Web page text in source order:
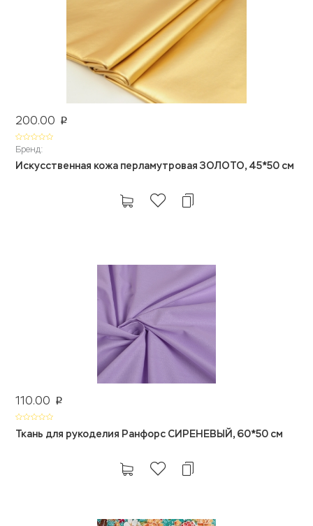
200.00 p
Бренд:
Искусственная кожа перламутровая ЗОЛОТО, 45*50 см
110.00 p
Ткань для рукоделия Ранфорс СИРЕНЕВЫЙ, 60*50 см